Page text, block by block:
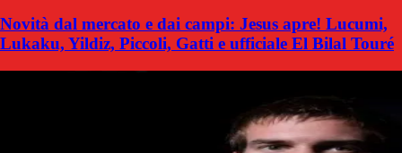
Novità dal mercato e dai campi: Jesus apre! Lucumi,
Lukaku, Yildiz, Piccoli, Gatti e ufficiale El Bilal Touré